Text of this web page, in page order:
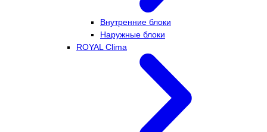
Внутренние блоки
Наружные блоки
ROYAL Clima